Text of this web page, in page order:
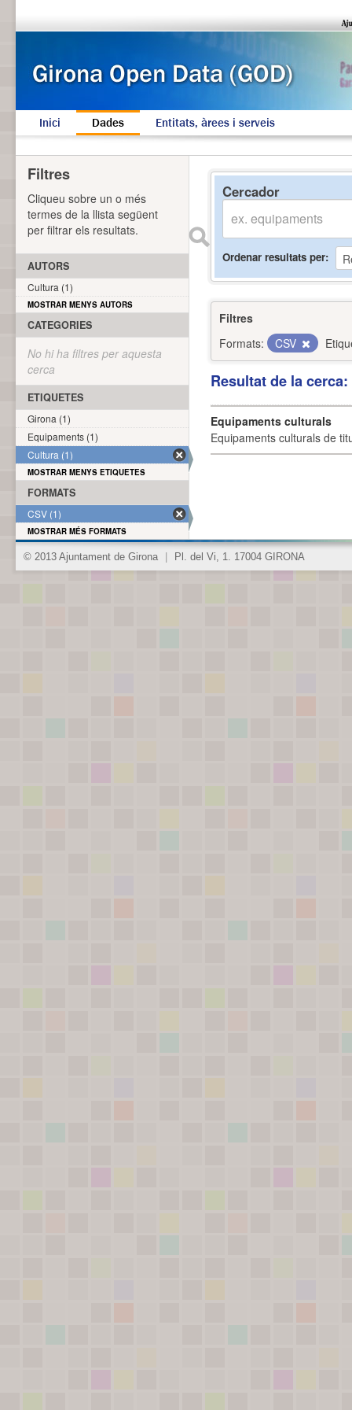
Inici Dades Entitats, àrees i serveis
Cercador
Ordenar resultats per
Filtres
Formats:
CSV
Resultat de la
Equipaments culturals
Equipaments culturals de
Filtres
Cliqueu sobre un o més
termes de la llista següent
per filtrar els resultats.
AUTORS
Cultura (1)
MOSTRAR MENYS AUTORS
CATEGORIES
No hi ha filtres per aquesta
cerca
ETIQUETES
Girona (1)
Equipaments (1)
Cultura (1)
MOSTRAR MENYS ETIQUETES
FORMATS
CSV (1)
MOSTRAR MÉS FORMATS
© 2013 Ajuntament de Girona Pl. del Vi, 1. 17004 GIRONA